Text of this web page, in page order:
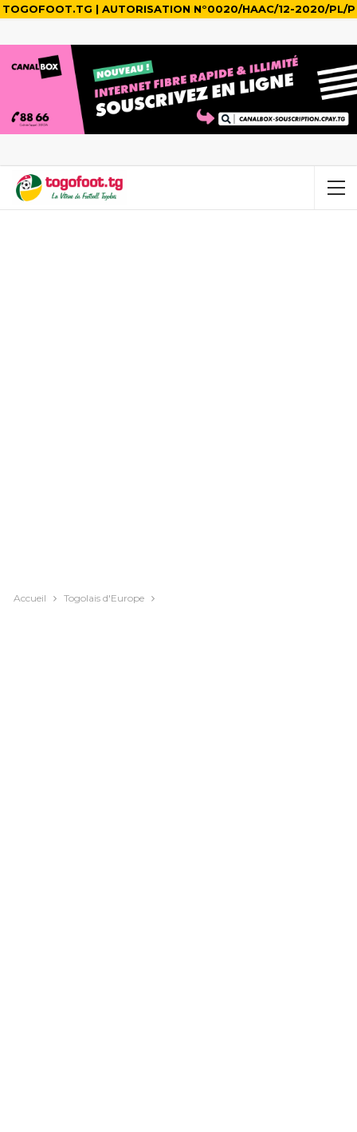
TOGOFOOT.TG | AUTORISATION N°0020/HAAC/12-2020/PL/P
Accueil Togolais d'Europe